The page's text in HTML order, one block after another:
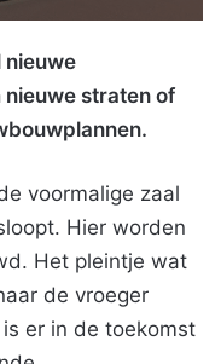
nieuwe
straten of
voormalige zaal
Hier worden
Het pleintje wat
de vroeger
er in de toekomst